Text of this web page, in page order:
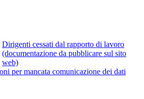
Dirigenti cessati dal rapporto di lavoro
(documentazione da pubblicare sul sito
web)
per mancata comunicazione dei dati